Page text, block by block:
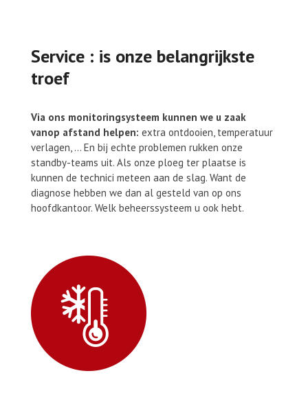
Service : is onze belangrijkste
troef
Via ons monitoringsysteem kunnen we u zaak
vanop afstand helpen: extra ontdooien, temperatuur
verlagen, … En bij echte problemen rukken onze
standby-teams uit. Als onze ploeg ter plaatse is
kunnen de technici meteen aan de slag. Want de
diagnose hebben we dan al gesteld van op ons
hoofdkantoor. Welk beheerssysteem u ook hebt.